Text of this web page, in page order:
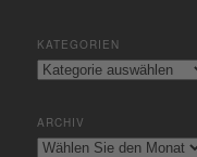
KATEGORIEN
Kategorien
ARCHIV
Archiv